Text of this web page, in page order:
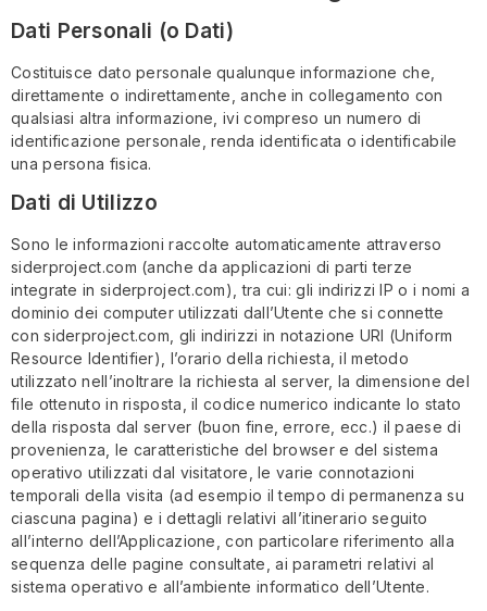
Dati Personali (o Dati)
Costituisce dato personale qualunque informazione che,
direttamente o indirettamente, anche in collegamento con
qualsiasi altra informazione, ivi compreso un numero di
identificazione personale, renda identificata o identificabile
una persona fisica.
Dati di Utilizzo
Sono le informazioni raccolte automaticamente attraverso
siderproject.com (anche da applicazioni di parti terze
integrate in siderproject.com), tra cui: gli indirizzi IP o i nomi a
dominio dei computer utilizzati dall’Utente che si connette
con siderproject.com, gli indirizzi in notazione URI (Uniform
Resource Identifier), l’orario della richiesta, il metodo
utilizzato nell’inoltrare la richiesta al server, la dimensione del
file ottenuto in risposta, il codice numerico indicante lo stato
della risposta dal server (buon fine, errore, ecc.) il paese di
provenienza, le caratteristiche del browser e del sistema
operativo utilizzati dal visitatore, le varie connotazioni
temporali della visita (ad esempio il tempo di permanenza su
ciascuna pagina) e i dettagli relativi all’itinerario seguito
all’interno dell’Applicazione, con particolare riferimento alla
sequenza delle pagine consultate, ai parametri relativi al
sistema operativo e all’ambiente informatico dell’Utente.